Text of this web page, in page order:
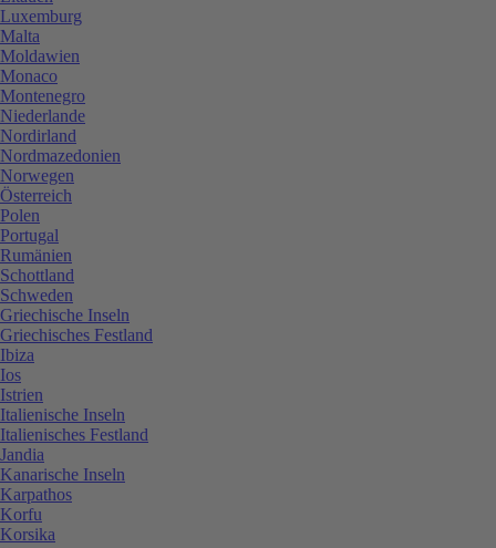
Luxemburg
Malta
Moldawien
Monaco
Montenegro
Niederlande
Nordirland
Nordmazedonien
Norwegen
Österreich
Polen
Portugal
Rumänien
Schottland
Schweden
Griechische Inseln
Griechisches Festland
Ibiza
Ios
Istrien
Italienische Inseln
Italienisches Festland
Jandia
Kanarische Inseln
Karpathos
Korfu
Korsika